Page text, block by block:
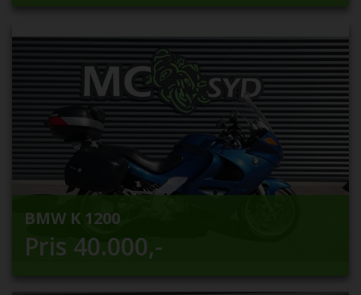
BMW K 1200
Pris 40.000,-